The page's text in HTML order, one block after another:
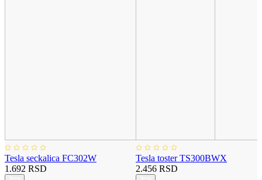
Tesla seckalica FC302W
1.692 RSD
Tesla toster TS300BWX
2.456 RSD